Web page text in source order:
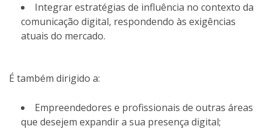
Integrar estratégias de influência no contexto da
comunicação digital, respondendo às exigências
atuais do mercado.
É também dirigido a:
Empreendedores e profissionais de outras áreas
que desejem expandir a sua presença digital;